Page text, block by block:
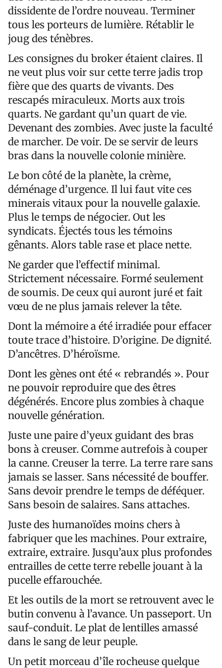
dissidente de l’ordre nouveau. Terminer
tous les porteurs de lumière. Rétablir le
joug des ténèbres.
Les consignes du broker étaient claires. Il
ne veut plus voir sur cette terre jadis trop
fière que des quarts de vivants. Des
rescapés miraculeux. Morts aux trois
quarts. Ne gardant qu’un quart de vie.
Devenant des zombies. Avec juste la faculté
de marcher. De voir. De se servir de leurs
bras dans la nouvelle colonie minière.
Le bon côté de la planète, la crème,
déménage d’urgence. Il lui faut vite ces
minerais vitaux pour la nouvelle galaxie.
Plus le temps de négocier. Out les
syndicats. Éjectés tous les témoins
gênants. Alors table rase et place nette.
Ne garder que l’effectif minimal.
Strictement nécessaire. Formé seulement
de soumis. De ceux qui auront juré et fait
vœu de ne plus jamais relever la tête.
Dont la mémoire a été irradiée pour effacer
toute trace d’histoire. D’origine. De dignité.
D’ancêtres. D’héroïsme.
Dont les gènes ont été « rebrandés ». Pour
ne pouvoir reproduire que des êtres
dégénérés. Encore plus zombies à chaque
nouvelle génération.
Juste une paire d’yeux guidant des bras
bons à creuser. Comme autrefois à couper
la canne. Creuser la terre. La terre rare sans
jamais se lasser. Sans nécessité de bouffer.
Sans devoir prendre le temps de déféquer.
Sans besoin de salaires. Sans attaches.
Juste des humanoïdes moins chers à
fabriquer que les machines. Pour extraire,
extraire, extraire. Jusqu’aux plus profondes
entrailles de cette terre rebelle jouant à la
pucelle effarouchée.
Et les outils de la mort se retrouvent avec le
butin convenu à l’avance. Un passeport. Un
sauf-conduit. Le plat de lentilles amassé
dans le sang de leur peuple.
Un petit morceau d’île rocheuse quelque